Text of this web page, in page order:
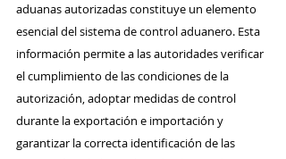
aduanas autorizadas constituye un elemento
esencial del sistema de control aduanero. Esta
información permite a las autoridades verificar
el cumplimiento de las condiciones de la
autorización, adoptar medidas de control
durante la exportación e importación y
garantizar la correcta identificación de las